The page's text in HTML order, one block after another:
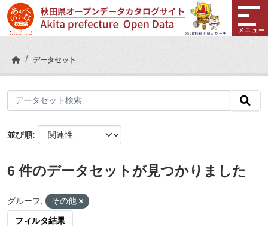
Skip to main content
メニュー
データセット
並び順
6 件のデータセットが見つかりました
グループ: その他
フィルタ結果